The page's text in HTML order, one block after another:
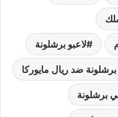
لاعبو برشلونة
برشلونة ضد ريال مايوركا
برشلونة